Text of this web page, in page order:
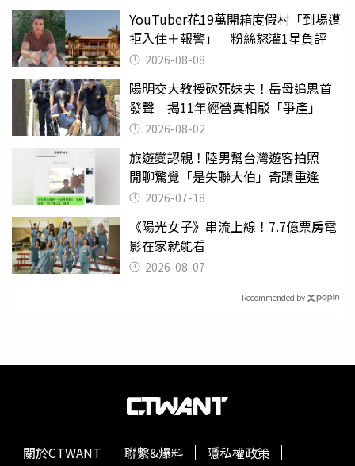
YouTuber花19萬開箱度假村「到場遭
拒入住＋報警」 粉絲怒灌1星負評
2026-08-08
陽明交大教授砍死妹夫！岳母追思首
發聲 揭11年經營真相駁「爭產」
2026-08-02
旅遊變認親！陸男幫台灣遊客拍照
閒聊驚覺「是失聯大伯」奇蹟重逢
2026-07-18
《陽光女子》串流上線！7.7億票房電
影在家就能看
2026-08-07
Recommended by
關於CTWANT 聯繫&爆料 隱私權政策